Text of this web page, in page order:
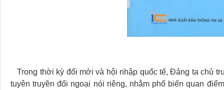
Trong thời kỳ đổi mới và hội nhập quốc tế, Đảng ta chủ
tuyên truyền đối ngoại nói riêng, nhằm phổ biến quan